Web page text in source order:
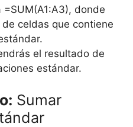
=SUM(A1:A3), donde
celdas que contiene
el resultado de
estándar.
Sumar